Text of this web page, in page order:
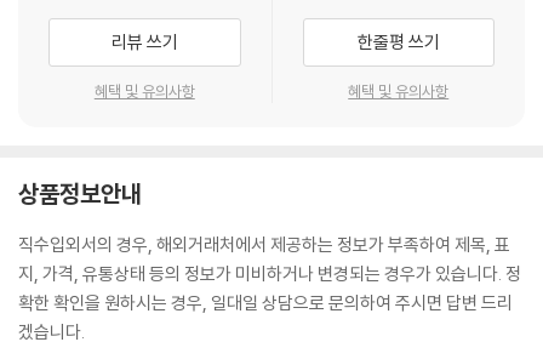
리뷰 쓰기
혜택 및 유의사항
한줄평 쓰기
혜택 및 유의사항
상품정보안내
직수입외서의 경우, 해외거래처에서 제공하는 정보가 부족하여 제목, 표
지, 가격, 유통상태 등의 정보가 미비하거나 변경되는 경우가 있습니다. 정
확한 확인을 원하시는 경우, 일대일 상담으로 문의하여 주시면 답변 드리
겠습니다.